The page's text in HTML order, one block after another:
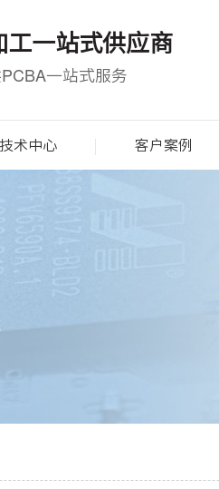
工一站式供应商
一站式服务
技术中心 客户案例